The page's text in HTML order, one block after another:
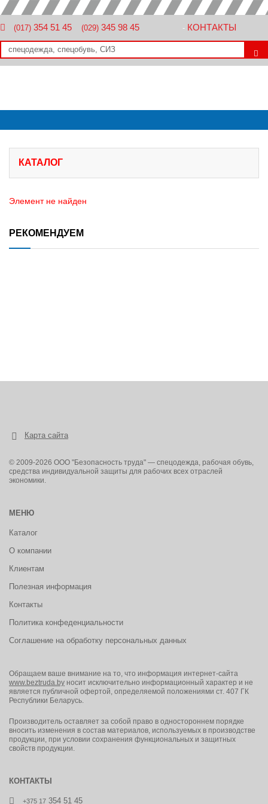
(017) 354 51 45 (029) 345 98 45 - КОНТАКТЫ
КАТАЛОГ
Элемент не найден
РЕКОМЕНДУЕМ
Карта сайта
© 2009-2026 ООО "Безопасность труда" — спецодежда, рабочая обувь,
средства индивидуальной защиты для рабочих всех отраслей
экономики.
МЕНЮ
Каталог
О компании
Клиентам
Полезная информация
Контакты
Политика конфеденциальности
Соглашение на обработку персональных данных
Обращаем ваше внимание на то, что информация интернет-сайта
www.beztruda.by носит исключительно информационный характер и не
является публичной офертой, определяемой положениями ст. 407 ГК
Республики Беларусь.
Производитель оставляет за собой право в одностороннем порядке
вносить изменения в состав материалов, используемых в производстве
продукции, при условии сохранения функциональных и защитных
свойств продукции.
КОНТАКТЫ
+375 17 354 51 45